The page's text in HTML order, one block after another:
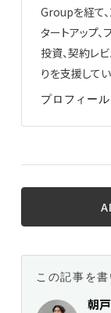
Groupを経て
タートアップ、
投資、契約レ
りを支援してい
プロフィー
この記事を書
朝